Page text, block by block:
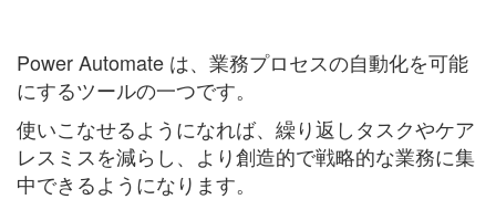
Power Automate は、業務プロセスの自動化を可能
にするツールの一つです。
使いこなせるようになれば、繰り返しタスクやケア
レスミスを減らし、より創造的で戦略的な業務に集
中できるようになります。